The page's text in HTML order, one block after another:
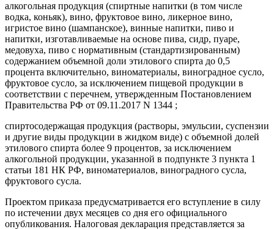
алкогольная продукция (спиртные напитки (в том числе
водка, коньяк), вино, фруктовое вино, ликерное вино,
игристое вино (шампанское), винные напитки, пиво и
напитки, изготавливаемые на основе пива, сидр, пуаре,
медовуха, пиво с нормативным (стандартизированным)
содержанием объемной доли этилового спирта до 0,5
процента включительно, виноматериалы, виноградное сусло,
фруктовое сусло, за исключением пищевой продукции в
соответствии с перечнем, утвержденным Постановлением
Правительства РФ от 09.11.2017 N 1344 ;
спиртосодержащая продукция (растворы, эмульсии, суспензии
и другие виды продукции в жидком виде) с объемной долей
этилового спирта более 9 процентов, за исключением
алкогольной продукции, указанной в подпункте 3 пункта 1
статьи 181 НК РФ, виноматериалов, виноградного сусла,
фруктового сусла.
Проектом приказа предусматривается его вступление в силу
по истечении двух месяцев со дня его официального
опубликования. Налоговая декларация представляется за